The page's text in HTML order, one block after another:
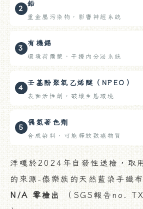
2
鉛
重金屬污染物，影響神經系統
3
有機錫
環境荷爾蒙，干擾內分泌系統
4
壬基酚聚氧乙烯醚（NPEO）
表面活性劑，破壞生態環境
5
偶氮著色劑
合成染料，可能釋放致癌物質
洋嘎於2024年自發性送檢，取
的來源-傣樂族的天然藍染手織
N/A 零檢出（SGS報告no.